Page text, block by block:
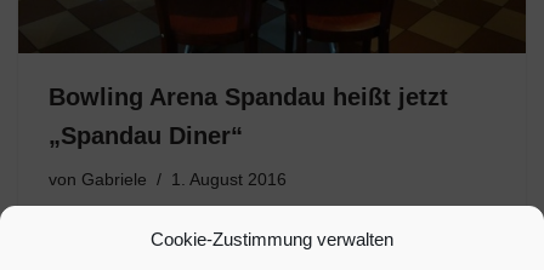
Cookie-Zustimmung verwalten
Bowling Arena Spandau heißt jetzt
„Spandau Diner“
von Gabriele 1. August 2016
Neuer Name bei gleichbleibender Qualität und weiterhin